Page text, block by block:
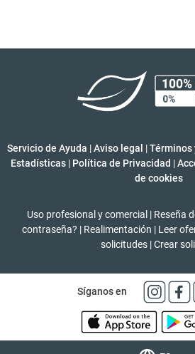
Servicio de Ayuda |Aviso legal |Términos
Estadísticas | Política de Privacidad |
de cookies
Uso profesional y comercial | Reseña
contraseña? | Realimentación | Leer
solicitudes |Crear
Síganos en